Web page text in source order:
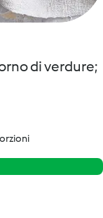
di verdure;